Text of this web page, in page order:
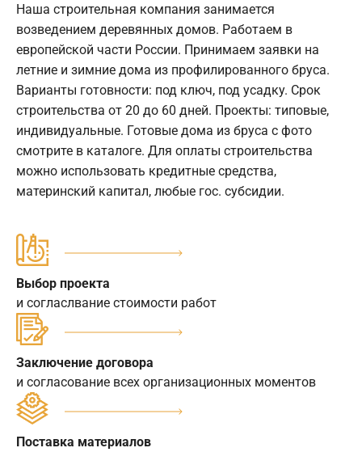
Наша строительная компания занимается
возведением деревянных домов. Работаем в
европейской части России. Принимаем заявки на
летние и зимние дома из профилированного бруса.
Варианты готовности: под ключ, под усадку. Срок
строительства от 20 до 60 дней. Проекты: типовые,
индивидуальные. Готовые дома из бруса с фото
смотрите в каталоге. Для оплаты строительства
можно использовать кредитные средства,
материнский капитал, любые гос. субсидии.
Выбор проекта
и согласлвание стоимости работ
Заключение договора
и согласование всех организационных моментов
Поставка материалов